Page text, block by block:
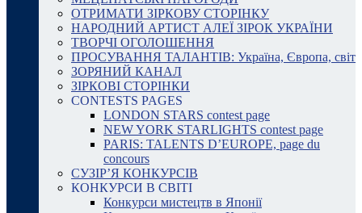
ОТРИМАТИ ЗІРКОВУ СТОРІНКУ
НАРОДНИЙ АРТИСТ АЛЕЇ ЗІРОК УКРАЇНИ
ТВОРЧІ ОГОЛОШЕННЯ
ПРОСУВАННЯ ТАЛАНТІВ: Україна, Європа, світ
ЗОРЯНИЙ КАНАЛ
ЗІРКОВІ СТОРІНКИ
CONTESTS PAGES
LONDON STARS contest page
NEW YORK STARLIGHTS contest page
PARIS: TALENTS D’EUROPE, page du
concours
СУЗІР’Я КОНКУРСІВ
КОНКУРСИ В СВІТІ
Конкурси мистецтв в Японії